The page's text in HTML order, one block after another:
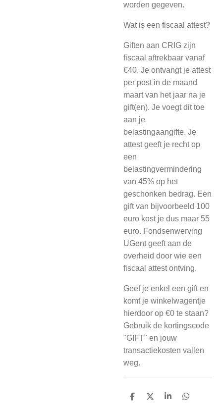
worden gegeven.
Wat is een fiscaal attest?
Giften aan CRIG zijn
fiscaal aftrekbaar vanaf
€40. Je ontvangt je attest
per post in de maand
maart van het jaar na je
gift(en). Je voegt dit toe
aan je
belastingaangifte. Je
attest geeft je recht op
een
belastingvermindering
van 45% op het
geschonken bedrag. Een
gift van bijvoorbeeld 100
euro kost je dus maar 55
euro. Fondsenwerving
UGent geeft aan de
overheid door wie een
fiscaal attest ontving.
Geef je enkel een gift en
komt je winkelwagentje
hierdoor op €0 te staan?
Gebruik de kortingscode
"GIFT" en jouw
transactiekosten vallen
weg.
D
D
S
D